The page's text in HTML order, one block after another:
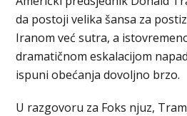
da postoji velika šansa za
Iranom već sutra, a
dramatičnom eskalacijom
ispuni obećanja dovoljno brzo.
U razgovoru za Foks njuz,